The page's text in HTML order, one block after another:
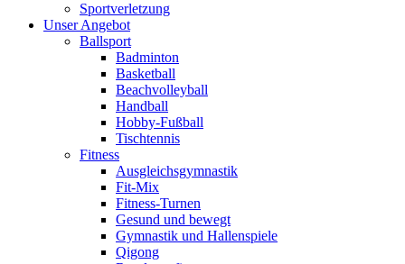
Sportverletzung
Unser Angebot
Ballsport
Badminton
Basketball
Beachvolleyball
Handball
Hobby-Fußball
Tischtennis
Fitness
Ausgleichsgymnastik
Fit-Mix
Fitness-Turnen
Gesund und bewegt
Gymnastik und Hallenspiele
Qigong